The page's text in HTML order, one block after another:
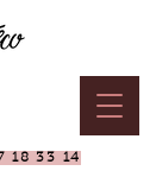
18 33 14